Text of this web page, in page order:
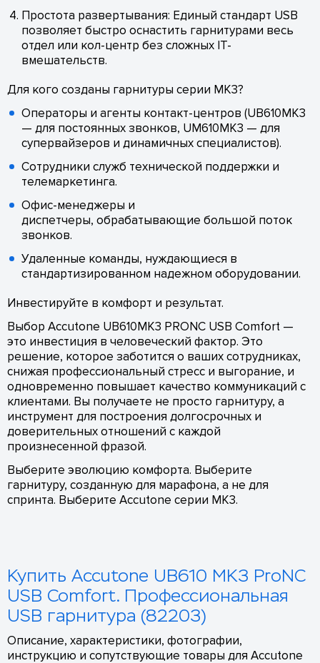
Простота развертывания: Единый стандарт USB
позволяет быстро оснастить гарнитурами весь
отдел или кол-центр без сложных IT-
вмешательств.
Для кого созданы гарнитуры серии MK3?
Операторы и агенты контакт-центров (UB610MK3
— для постоянных звонков, UM610MK3 — для
супервайзеров и динамичных специалистов).
Сотрудники служб технической поддержки и
телемаркетинга.
Офис-менеджеры и
диспетчеры, обрабатывающие большой поток
звонков.
Удаленные команды, нуждающиеся в
стандартизированном надежном оборудовании.
Инвестируйте в комфорт и результат.
Выбор Accutone UB610MK3 PRONC USB Comfort —
это инвестиция в человеческий фактор. Это
решение, которое заботится о ваших сотрудниках,
снижая профессиональный стресс и выгорание, и
одновременно повышает качество коммуникаций с
клиентами. Вы получаете не просто гарнитуру, а
инструмент для построения долгосрочных и
доверительных отношений с каждой
произнесенной фразой.
Выберите эволюцию комфорта. Выберите
гарнитуру, созданную для марафона, а не для
спринта. Выберите Accutone серии MK3.
Купить Accutone UB610 MK3 ProNC
USB Comfort. Профессиональная
USB гарнитура (82203)
Описание, характеристики, фотографии,
инструкцию и сопутствующие товары для Accutone